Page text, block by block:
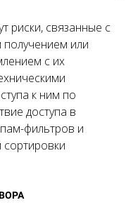
риски, связанные с
или
с их
к ним по
доступа в
фильтров и